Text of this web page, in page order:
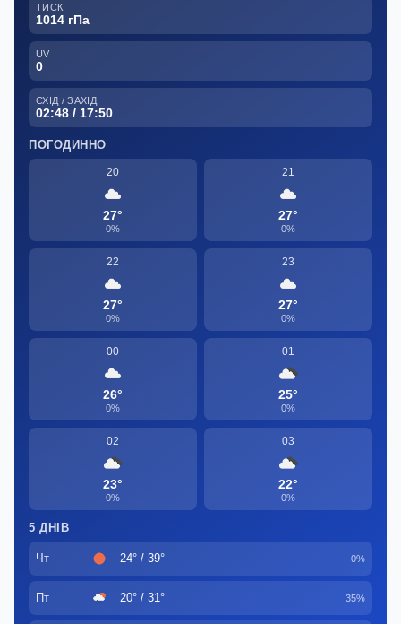
ТИСК
1014 гПа
UV
0
СХІД / ЗАХІД
02:48 / 17:50
ПОГОДИННО
20
27°
0%
21
27°
0%
22
27°
0%
23
27°
0%
00
26°
0%
01
25°
0%
02
23°
0%
03
22°
0%
5 ДНІВ
Чт 24° / 39° 0%
Пт 20° / 31° 35%